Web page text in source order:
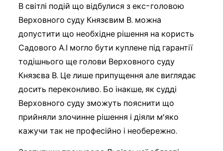
В світлі подій що відбулися з екс-головою
Верховного суду Князєвим В. можна
допустити що необхідне рішення на користь
Садового А.І могло бути куплене під гарантії
тодішнього ще голови Верховного суду
Князєва В. Це лише припущення але виглядає
досить переконливо. Бо інакше, як судді
Верховного суду зможуть пояснити що
прийняли злочинне рішення і діяли м’яко
кажучи так не професійно і необережно.